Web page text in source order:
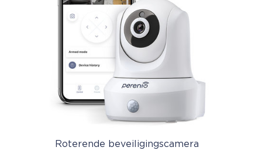
Roterende beveiligingscamera